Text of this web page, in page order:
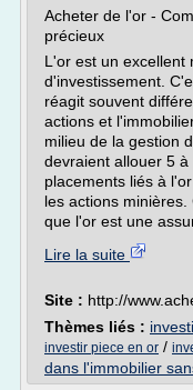
Acheter de l'or -
précieux
L'or est un excellent
d'investissement.
réagit souvent
actions et
milieu de la gestion
devraient allouer 5
placements liés à
les actions
que l'or est une
Lire la suite
Site : http://
Thèmes liés :
investir piece en or /
dans l'immobilier